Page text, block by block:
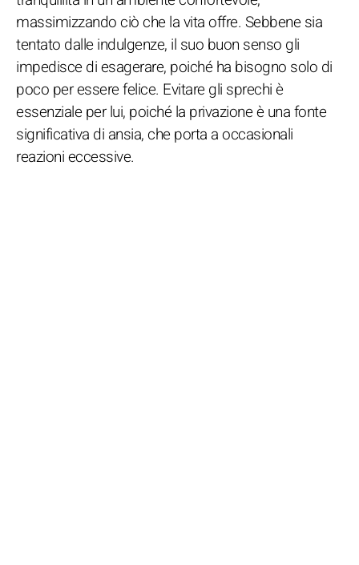
massimizzando ciò che la vita offre. Sebbene sia
tentato dalle indulgenze, il suo buon senso gli
impedisce di esagerare, poiché ha bisogno solo di
poco per essere felice. Evitare gli sprechi è
essenziale per lui, poiché la privazione è una fonte
significativa di ansia, che porta a occasionali
reazioni eccessive.